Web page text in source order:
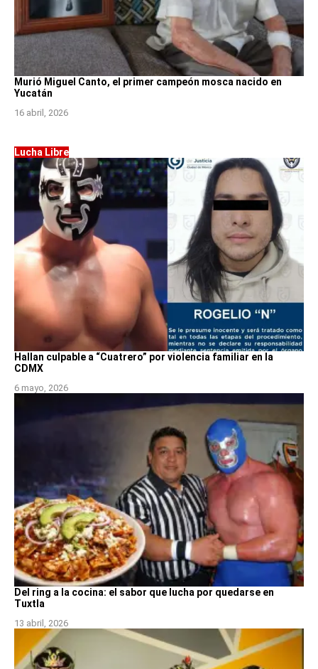
Murió Miguel Canto, el primer campeón mosca nacido en
Yucatán
16 abril, 2026
Lucha Libre
Hallan culpable a “Cuatrero” por violencia familiar en la
CDMX
6 mayo, 2026
Del ring a la cocina: el sabor que lucha por quedarse en
Tuxtla
13 abril, 2026